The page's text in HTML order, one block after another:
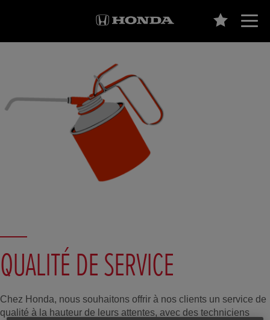
QUALITÉ DE SERVICE
Chez Honda, nous souhaitons offrir à nos clients un service de
qualité à la hauteur de leurs attentes, avec des techniciens